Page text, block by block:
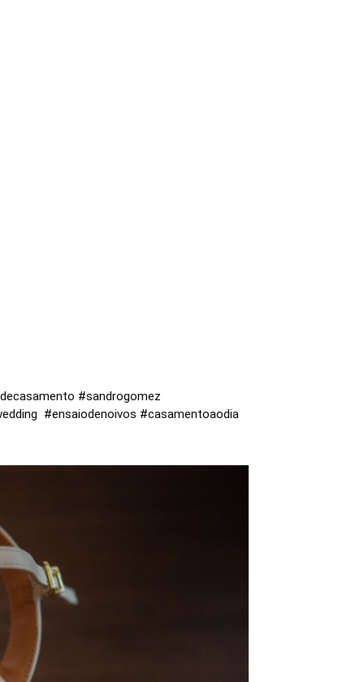
#sandrogomez
#ensaiodenoivos #casamentoaodia